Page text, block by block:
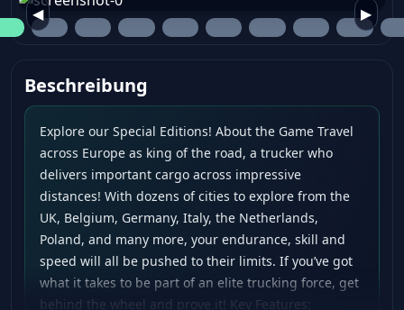
◀ ▶
Beschreibung
Explore our Special Editions! About the Game Travel
across Europe as king of the road, a trucker who
delivers important cargo across impressive
distances! With dozens of cities to explore from the
UK, Belgium, Germany, Italy, the Netherlands,
Poland, and many more, your endurance, skill and
speed will all be pushed to their limits. If you’ve got
what it takes to be part of an elite trucking force, get
behind the wheel and prove it! Key Features: